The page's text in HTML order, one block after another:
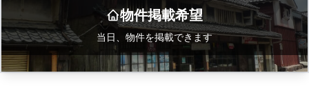
物件掲載希望
当日、物件を掲載できます